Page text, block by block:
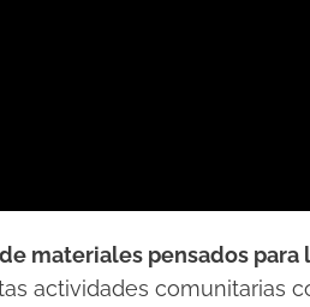
materiales pensados para
actividades comunitarias